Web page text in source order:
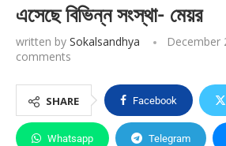
এসেছে বিভিন্ন সংস্থা- মেয়র
written by Sokalsandhya December
comments
SHARE Facebook
Whatsapp Telegram